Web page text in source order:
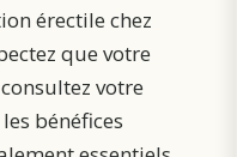
érectile chez
que votre
votre
bénéfices